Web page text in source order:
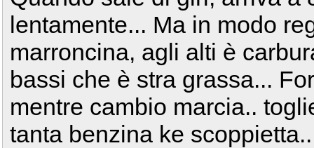
lentamente... Ma in modo
marroncina, agli alti è
bassi che è stra grassa...
mentre cambio marcia..
tanta benzina ke